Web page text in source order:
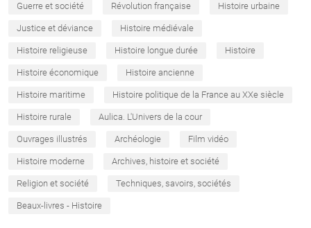
Guerre et société Révolution française Histoire urbaine
Justice et déviance Histoire médiévale
Histoire religieuse Histoire longue durée Histoire
Histoire économique Histoire ancienne
Histoire maritime Histoire politique de la France au XXe siècle
Histoire rurale Aulica. L'Univers de la cour
Ouvrages illustrés Archéologie Film vidéo
Histoire moderne Archives, histoire et société
Religion et société Techniques, savoirs, sociétés
Beaux-livres - Histoire